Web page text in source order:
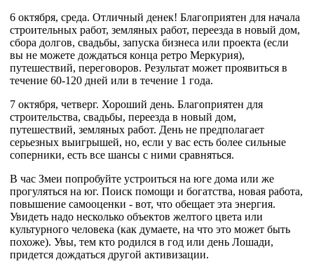
6 октября, среда. Отличный денек! Благоприятен для начала
строительных работ, земляных работ, переезда в новый дом,
сбора долгов, свадьбы, запуска бизнеса или проекта (если
вы не можете дождаться конца ретро Меркурия),
путешествий, переговоров. Результат может проявиться в
течение 60-120 дней или в течение 1 года.
7 октября, четверг. Хороший день. Благоприятен для
строительства, свадьбы, переезда в новый дом,
путешествий, земляных работ. День не предполагает
серьезных выигрышей, но, если у вас есть более сильные
соперники, есть все шансы с ними сравняться.
В час Змеи попробуйте устроиться на юге дома или же
прогуляться на юг. Поиск помощи и богатства, новая работа,
повышение самооценки - вот, что обещает эта энергия.
Увидеть надо несколько объектов желтого цвета или
культурного человека (как думаете, на что это может быть
похоже). Увы, тем кто родился в год или день Лошади,
придется дождаться другой активизации.